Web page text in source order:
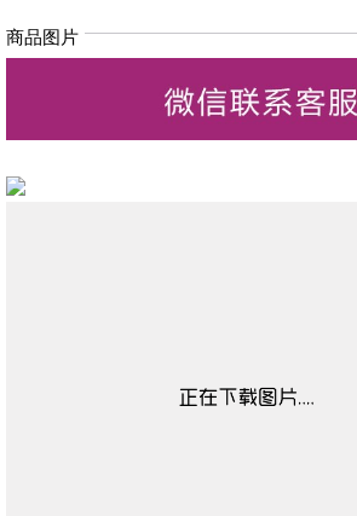
低帮鞋开口深度
无
低帮鞋跟款式
无
低帮鞋闭合方式
商品图片